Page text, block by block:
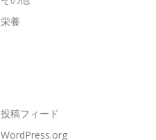
栄養
投稿フィード
WordPress.org